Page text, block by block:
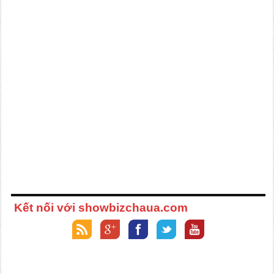
Kết nối với showbizchaua.com